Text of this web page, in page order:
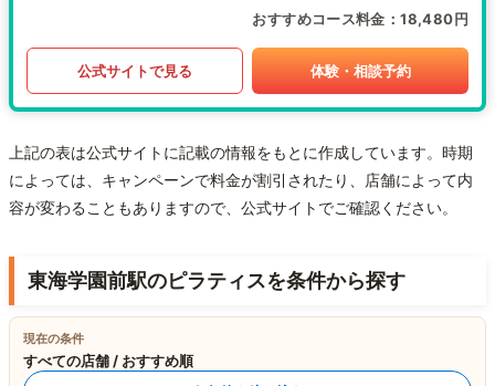
おすすめコース料金 18,480円
公式サイトで見る 体験・相談予約
上記の表は公式サイトに記載の情報をもとに作成しています。時期
によっては、キャンペーンで料金が割引されたり、店舗によって内
容が変わることもありますので、公式サイトでご確認ください。
東海学園前駅のピラティスを条件から探す
現在の条件
すべての店舗 / おすすめ順